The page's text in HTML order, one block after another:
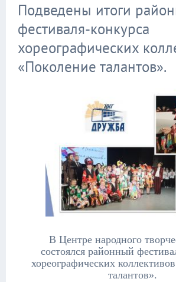
Подведены итоги
фестиваля-конкурса
хореографических
«Поколение талантов».
В Центре народного
состоялся районный
хореографических
талантов».